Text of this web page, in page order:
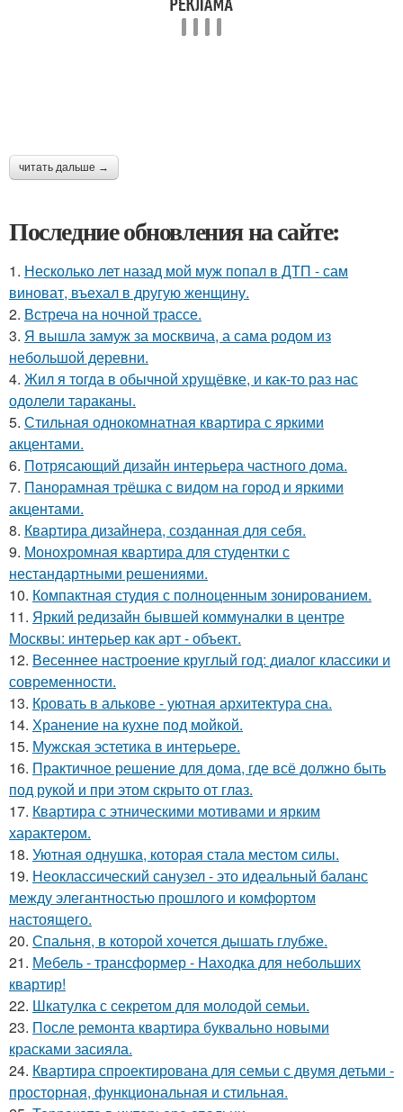
читать дальше →
Последние обновления на сайте:
1. Несколько лет назад мой муж попал в ДТП - сам
виноват, въехал в другую женщину.
2. Встреча на ночной трассе.
3. Я вышла замуж за москвича, а сама родом из
небольшой деревни.
4. Жил я тогда в обычной хрущёвке, и как-то раз нас
одолели тараканы.
5. Стильная однокомнатная квартира с яркими
акцентами.
6. Потрясающий дизайн интерьера частного дома.
7. Панорамная трёшка с видом на город и яркими
акцентами.
8. Квартира дизайнера, созданная для себя.
9. Монохромная квартира для студентки с
нестандартными решениями.
10. Компактная студия с полноценным зонированием.
11. Яркий редизайн бывшей коммуналки в центре
Москвы: интерьер как арт - объект.
12. Весеннее настроение круглый год: диалог классики и
современности.
13. Кровать в алькове - уютная архитектура сна.
14. Хранение на кухне под мойкой.
15. Мужская эстетика в интерьере.
16. Практичное решение для дома, где всё должно быть
под рукой и при этом скрыто от глаз.
17. Квартира с этническими мотивами и ярким
характером.
18. Уютная однушка, которая стала местом силы.
19. Неоклассический санузел - это идеальный баланс
между элегантностью прошлого и комфортом
настоящего.
20. Спальня, в которой хочется дышать глубже.
21. Мебель - трансформер - Находка для небольших
квартир!
22. Шкатулка с секретом для молодой семьи.
23. После ремонта квартира буквально новыми
красками засияла.
24. Квартира спроектирована для семьи с двумя детьми -
просторная, функциональная и стильная.